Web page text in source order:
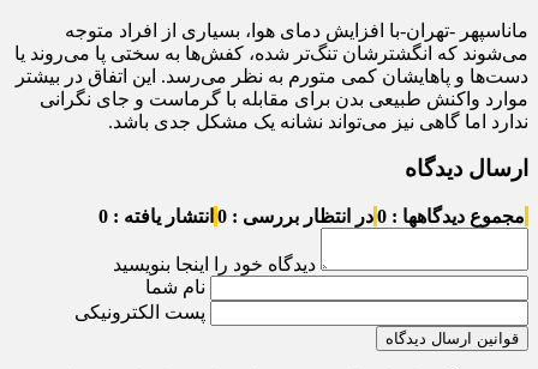
ماناسپهر -تهران-با افزایش دمای هوا، بسیاری از افراد متوجه
می‌شوند که انگشترشان تنگ‌تر شده، کفش‌ها به سختی پا می‌روند یا
دست‌ها و پاهایشان کمی متورم به نظر می‌رسد. این اتفاق در بیشتر
موارد واکنش طبیعی بدن برای مقابله با گرماست و جای نگرانی
ندارد اما گاهی نیز می‌تواند نشانه یک مشکل جدی باشد.
ارسال دیدگاه
مجموع دیدگاهها : 0 در انتظار بررسی : 0 انتشار یافته : 0
دیدگاه خود را اینجا بنویسید
نام شما
پست الکترونیکی
قوانین ارسال دیدگاه